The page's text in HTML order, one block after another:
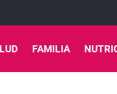
FAMILIA